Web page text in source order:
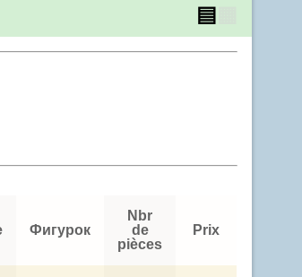
▤
Фигурок
Nbr
de
pièces
Prix